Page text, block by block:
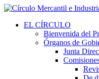
EL CÍRCULO
Bienvenida del
Órganos de
Junta